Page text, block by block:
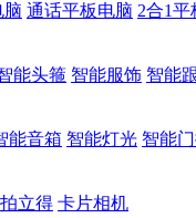
脑 通话平板电脑 2合1平
能头箍 智能服饰 智能
能音箱 智能灯光 智能
拍立得 卡片相机